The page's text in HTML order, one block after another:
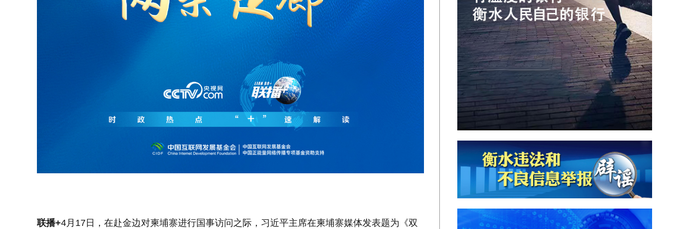
联播+4月17日，在赴金边对柬埔寨进行国事访问之际，习近平主席在柬埔寨媒体发表题为《双